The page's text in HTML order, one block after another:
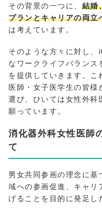
その背景の一つに、 結婚
プランとキャリアの両立
は考えています。
そのような方々に対し
なワークライフバランス
を提供していきます。こ
医師・女子医学生の皆様
選び、ひいては女性外科
願っています。
消化器外科女性医師
て
男女共同参画の理念に基
域への参画促進、キャリ
げることを目的に発足し